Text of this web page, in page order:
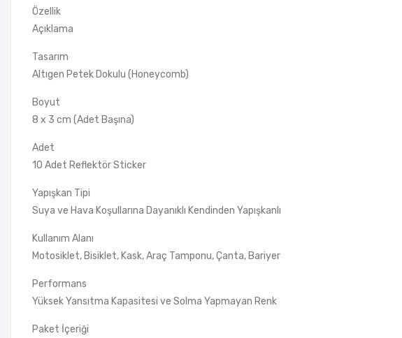
Özellik
Açıklama
Tasarım
Altıgen Petek Dokulu (Honeycomb)
Boyut
8 x 3 cm (Adet Başına)
Adet
10 Adet Reflektör Sticker
Yapışkan Tipi
Suya ve Hava Koşullarına Dayanıklı Kendinden Yapışkanlı
Kullanım Alanı
Motosiklet, Bisiklet, Kask, Araç Tamponu, Çanta, Bariyer
Performans
Yüksek Yansıtma Kapasitesi ve Solma Yapmayan Renk
Paket İçeriği